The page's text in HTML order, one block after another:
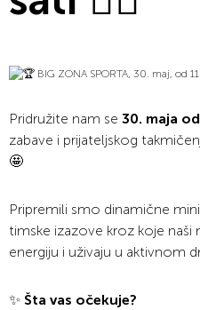
Pridružite nam se 30. maja
zabave i prijateljskog
🤩
Pripremili smo dinamične
timske izazove kroz koje naši
energiju i uživaju u aktivnom
✨ Šta vas očekuje?